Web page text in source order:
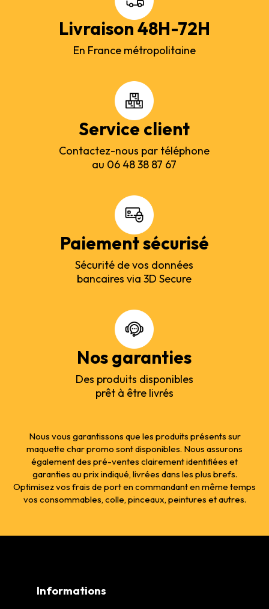
Livraison 48H-72H
En France métropolitaine
Service client
Contactez-nous par téléphone
au 06 48 38 87 67
Paiement sécurisé
Sécurité de vos données
bancaires via 3D Secure
Nos garanties
Des produits disponibles
prêt à être livrés
Nous vous garantissons que les produits présents sur
maquette char promo sont disponibles. Nous assurons
également des pré-ventes clairement identifiées et
garanties au prix indiqué, livrées dans les plus brefs.
Optimisez vos frais de port en commandant en même temps
vos consommables, colle, pinceaux, peintures et autres.
Informations